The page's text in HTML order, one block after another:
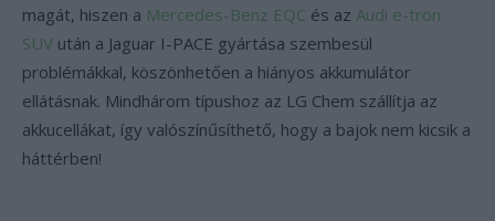
magát, hiszen a Mercedes-Benz EQC és az Audi e-tron
SUV után a Jaguar I-PACE gyártása szembesül
problémákkal, köszönhetően a hiányos akkumulátor
ellátásnak. Mindhárom típushoz az LG Chem szállítja az
akkucellákat, így valószínűsíthető, hogy a bajok nem kicsik a
háttérben!